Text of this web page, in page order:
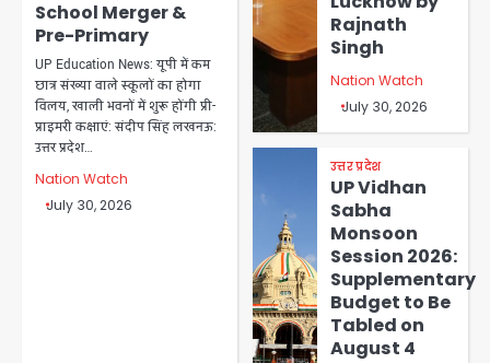
School Merger &
Pre-Primary
UP Education News: यूपी में कम
छात्र संख्या वाले स्कूलों का होगा
विलय, खाली भवनों में शुरू होंगी प्री-
प्राइमरी कक्षाएं: संदीप सिंह लखनऊ:
उत्तर प्रदेश…
Nation Watch
July 30, 2026
Rajnath
Singh
Nation Watch
July 30, 2026
उत्तर प्रदेश
UP Vidhan
Sabha
Monsoon
Session 2026:
Supplementary
Budget to Be
Tabled on
August 4